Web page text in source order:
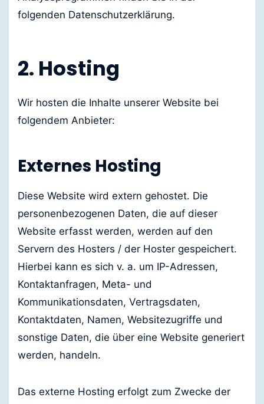
folgenden Datenschutzerklärung.
2. Hosting
Wir hosten die Inhalte unserer Website bei
folgendem Anbieter:
Externes Hosting
Diese Website wird extern gehostet. Die
personenbezogenen Daten, die auf dieser
Website erfasst werden, werden auf den
Servern des Hosters / der Hoster gespeichert.
Hierbei kann es sich v. a. um IP-Adressen,
Kontaktanfragen, Meta- und
Kommunikationsdaten, Vertragsdaten,
Kontaktdaten, Namen, Websitezugriffe und
sonstige Daten, die über eine Website generiert
werden, handeln.
Das externe Hosting erfolgt zum Zwecke der